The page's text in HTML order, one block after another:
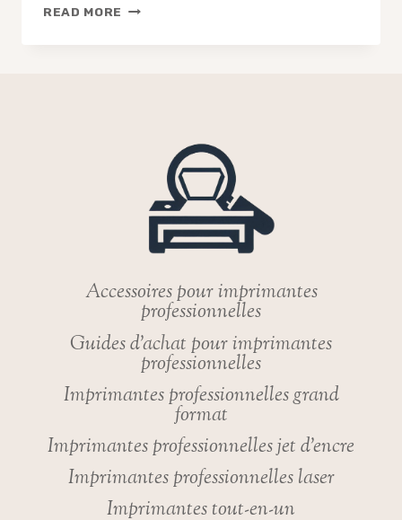
READ MORE VOUS
MACBOOK?
DÉCOUVREZ
NOTRE
SÉLECTION
ULTIME!
Accessoires pour imprimantes
professionnelles
Guides d’achat pour imprimantes
professionnelles
Imprimantes professionnelles grand
format
Imprimantes professionnelles jet d’encre
Imprimantes professionnelles laser
Imprimantes tout-en-un